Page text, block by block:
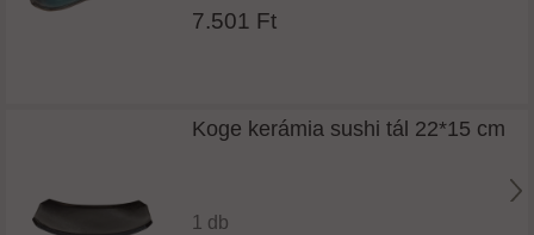
7.501 Ft
Koge kerámia sushi tál 22*15 cm
1 db